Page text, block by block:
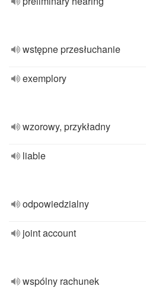
wstępne przesłuchanie
exemplory
wzorowy, przykładny
liable
odpowiedzialny
joint account
wspólny rachunek